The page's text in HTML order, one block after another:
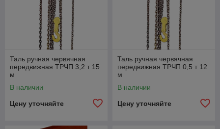
Таль ручная червячная
передвижная ТРЧП 3,2 т 15
м
В наличии
Цену уточняйте
Таль ручная червячная
передвижная ТРЧП 0,5 т 12
м
В наличии
Цену уточняйте